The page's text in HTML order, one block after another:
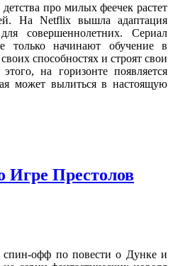
про милых феечек растет
На Netflix вышла адаптация
совершеннолетних. Сериал
только начинают обучение в
способностях и строят свои
на горизонте появляется
может вылиться в настоящую
Игре Престолов
спин-офф по повести о Дунке и